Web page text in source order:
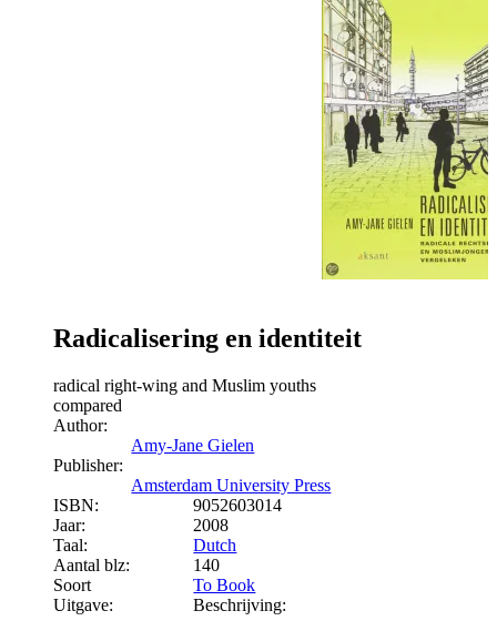
Radicalisering en identiteit
radical right-wing and Muslim youths
compared
Author:
Amy-Jane Gielen
Publisher:
Amsterdam University Press
ISBN:
9052603014
Jaar:
2008
Taal:
Dutch
Aantal blz:
140
Soort
Uitgave:
To Book
Beschrijving: